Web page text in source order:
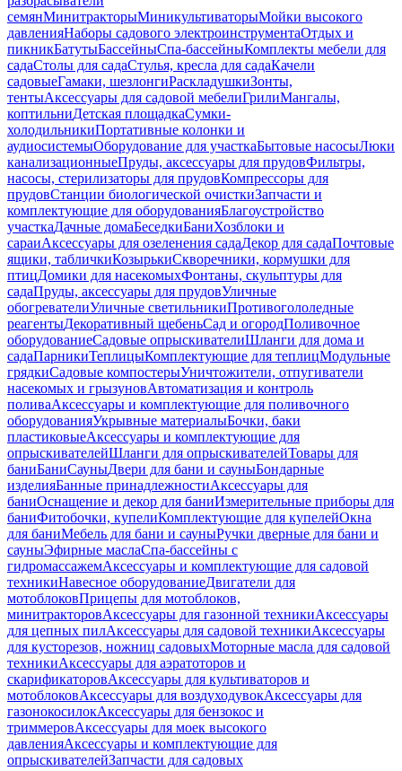
семянМинитракторыМиникультиваторыМойки высокого
давленияНаборы садового электроинструментаОтдых и
пикникБатутыБассейныСпа-бассейныКомплекты мебели для
садаСтолы для садаСтулья, кресла для садаКачели
садовыеГамаки, шезлонгиРаскладушкиЗонты,
тентыАксессуары для садовой мебелиГрилиМангалы,
коптильниДетская площадкаСумки-
холодильникиПортативные колонки и
аудиосистемыОборудование для участкаБытовые насосыЛюки
канализационныеПруды, аксессуары для прудовФильтры,
насосы, стерилизаторы для прудовКомпрессоры для
прудовСтанции биологической очисткиЗапчасти и
комплектующие для оборудованияБлагоустройство
участкаДачные домаБеседкиБаниХозблоки и
сараиАксессуары для озеленения садаДекор для садаПочтовые
ящики, табличкиКозырькиСкворечники, кормушки для
птицДомики для насекомыхФонтаны, скульптуры для
садаПруды, аксессуары для прудовУличные
обогревателиУличные светильникиПротивогололедные
реагентыДекоративный щебеньСад и огородПоливочное
оборудованиеСадовые опрыскивателиШланги для дома и
садаПарникиТеплицыКомплектующие для теплицМодульные
грядкиСадовые компостерыУничтожители, отпугиватели
насекомых и грызуновАвтоматизация и контроль
поливаАксессуары и комплектующие для поливочного
оборудованияУкрывные материалыБочки, баки
пластиковыеАксессуары и комплектующие для
опрыскивателейШланги для опрыскивателейТовары для
баниБаниСауныДвери для бани и сауныБондарные
изделияБанные принадлежностиАксессуары для
баниОснащение и декор для баниИзмерительные приборы для
баниФитобочки, купелиКомплектующие для купелейОкна
для баниМебель для бани и сауныРучки дверные для бани и
сауныЭфирные маслаСпа-бассейны с
гидромассажемАксессуары и комплектующие для садовой
техникиНавесное оборудованиеДвигатели для
мотоблоковПрицепы для мотоблоков,
минитракторовАксессуары для газонной техникиАксессуары
для цепных пилАксессуары для садовой техникиАксессуары
для кусторезов, ножниц садовыхМоторные масла для садовой
техникиАксессуары для аэратоторов и
скарификаторовАксессуары для культиваторов и
мотоблоковАксессуары для воздуходувокАксессуары для
газонокосилокАксессуары для бензокос и
триммеровАксессуары для моек высокого
давленияАксессуары и комплектующие для
опрыскивателейЗапчасти для садовых